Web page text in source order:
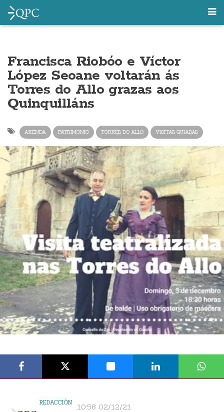
Francisca Riobóo e Víctor
López Seoane voltarán ás
Torres do Allo grazas aos
Quinquilláns
AXENDA PATRIMONIO TORRES DO ALLO VISITAS GUIADAS
REDACCIÓN 10:58 02/12/21